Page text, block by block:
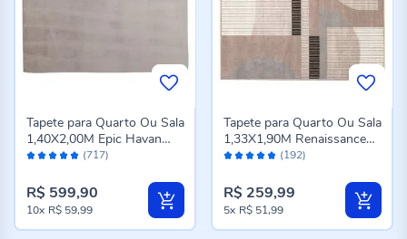
Avaliação: (717)
Tapete para Quarto Ou Sala
1,40X2,00M Epic Havan
Casa - Cinza Novo
R$ 599,90
10x R$ 59,99
Avaliação: (192)
Tapete para Quarto Ou Sala
1,33X1,90M Renaissance
Havan Casa - Genova
R$ 259,99
5x R$ 51,99